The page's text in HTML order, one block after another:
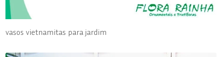
vasos vietnamitas para jardim